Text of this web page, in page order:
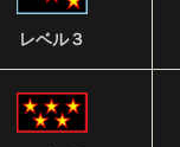
レベル３